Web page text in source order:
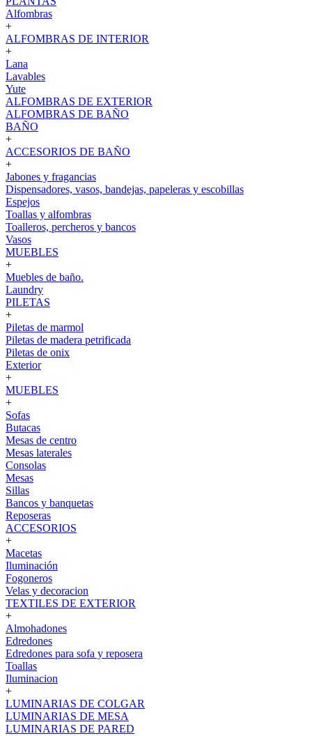
Alfombras
+
ALFOMBRAS DE INTERIOR
+
Lana
Lavables
Yute
ALFOMBRAS DE EXTERIOR
ALFOMBRAS DE BAÑO
BAÑO
+
ACCESORIOS DE BAÑO
+
Jabones y fragancias
Dispensadores, vasos, bandejas, papeleras y escobillas
Espejos
Toallas y alfombras
Toalleros, percheros y bancos
Vasos
MUEBLES
+
Muebles de baño.
Laundry
PILETAS
+
Piletas de marmol
Piletas de madera petrificada
Piletas de onix
Exterior
+
MUEBLES
+
Sofas
Butacas
Mesas de centro
Mesas laterales
Consolas
Mesas
Sillas
Bancos y banquetas
Reposeras
ACCESORIOS
+
Macetas
Iluminación
Fogoneros
Velas y decoracion
TEXTILES DE EXTERIOR
+
Almohadones
Edredones
Edredones para sofa y reposera
Toallas
Iluminacion
+
LUMINARIAS DE COLGAR
LUMINARIAS DE MESA
LUMINARIAS DE PARED